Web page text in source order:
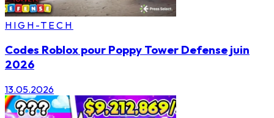
HIGH-TECH
Codes Roblox pour Poppy Tower Defense juin
2026
13.05.2026